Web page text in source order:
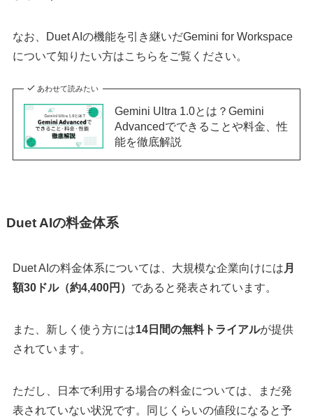
なお、Duet AIの機能を引き継いだGemini for Workspace
について知りたい方はこちらをご覧ください。
あわせて読みたい
Gemini Ultra 1.0とは？Gemini
Advancedでできることや料金、性
能を徹底解説
Duet AIの料金体系
Duet AIの料金体系については、大規模な企業向けには 月
額30ドル（約4,400円） であると発表されています。
また、新しく使う方には14日間の無料トライアルが提供
されています。
ただし、日本で利用する場合の料金については、まだ発
表されていない状況です。同じくらいの値段になると予